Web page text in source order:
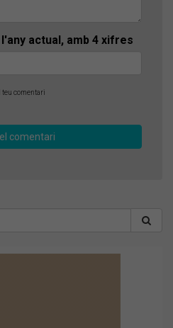
actual, amb 4 xifres
teu comentari